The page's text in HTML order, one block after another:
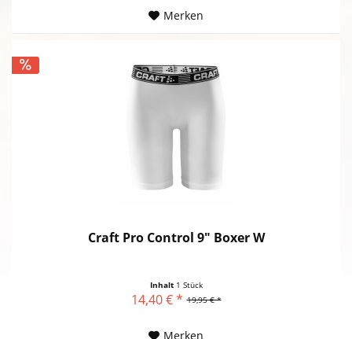
Merken
Craft Pro Control 9" Boxer W
Inhalt 1 Stück
19,95 € *
14,40 € *
Merken